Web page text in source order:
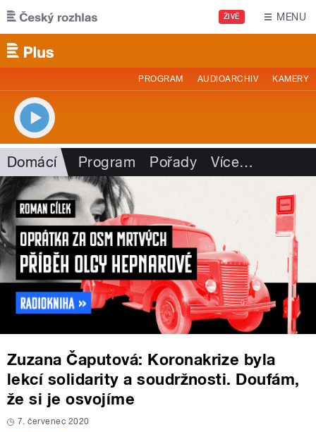
Přejít k hlavnímu obsahu
ŽIVĚ MENU
PROGRAM AUDIOARCHIV KAMERY
Domácí Program Pořady Více…
Zuzana Čaputová: Koronakrize byla
lekcí solidarity a soudržnosti. Doufám,
že si je osvojíme
7. červenec 2020